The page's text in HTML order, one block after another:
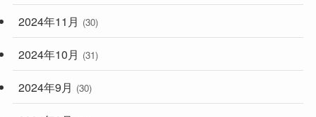
2024年11月 (30)
2024年10月 (31)
2024年9月 (30)